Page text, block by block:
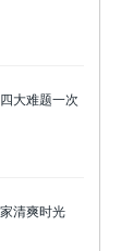
大难题一次
清爽时光